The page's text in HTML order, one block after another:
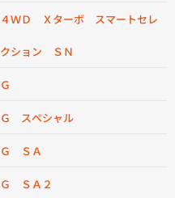
４ＷＤ Ｘターボ スマートセレ
クション ＳＮ
Ｇ
Ｇ スペシャル
Ｇ ＳＡ
Ｇ ＳＡ２